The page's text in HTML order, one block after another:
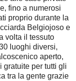
fino a numerosi
proprio durante la
Belgiojoso e
volta il tessuto
luoghi diversi,
aperto,
gratuite per tutti gli
tra la gente grazie